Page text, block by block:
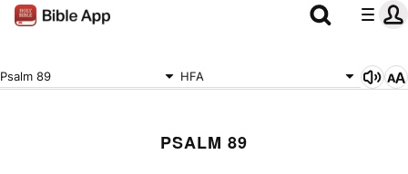
Psalm 89 HFA
PSALM 89